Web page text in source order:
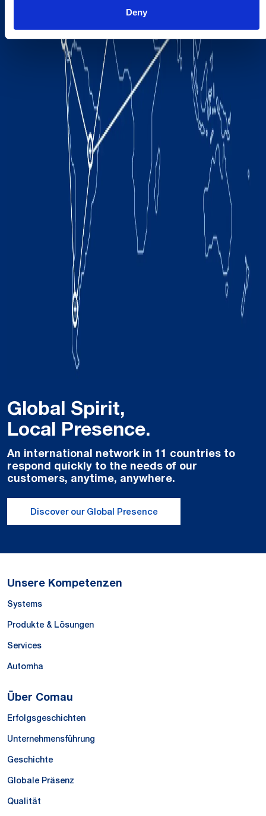
Deny
Global Spirit,
Local Presence.
An international network in 11 countries to
respond quickly to the needs of our
customers, anytime, anywhere.
Discover our Global Presence
Unsere Kompetenzen
Systems
Produkte & Lösungen
Services
Automha
Über Comau
Erfolgsgeschichten
Unternehmensführung
Geschichte
Globale Präsenz
Qualität